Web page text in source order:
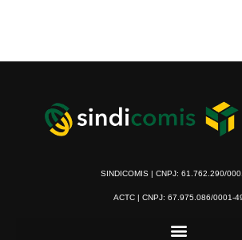
SINDICOMIS | CNPJ: 61.762.290/
ACTC | CNPJ: 67.975.086/0001-